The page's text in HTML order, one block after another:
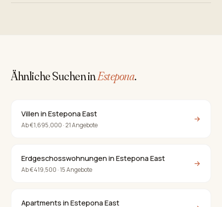
Ähnliche Suchen in Estepona.
Villen in Estepona East
Ab €1,695,000 · 21 Angebote
→
Erdgeschosswohnungen in Estepona East
Ab €419,500 · 15 Angebote
→
Apartments in Estepona East